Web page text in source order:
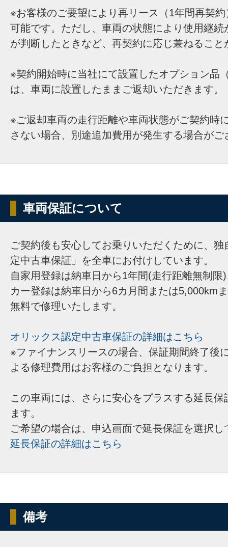
※お客様のご要望により再リース（1年間再契
可能です。ただし、車両の状態により使用継続
が判断したときなど、再契約に応じ兼ねること
※契約開始時に当社にて設置したオプション品
は、車両に設置したままご返却いただきます。
※ご返却車両の走行距離や車両状態がご契約時
さない場合、別途追加費用が発生する場合がご
車両保証について
ご契約後も安心してお乗りいただくために、
定中古車保証」を全車にお付けしています。
自家用登録は納車日から1年間(走行距離無制限
カー登録は納車日から6カ月間または5,000km
無料で修理いたします。
オリックス認定中古車保証の詳細はこちら
※ファイナンスリースの場合、保証期間終了後
よる修理費用はお客様のご負担となります。
この車両には、さらに安心をプラスする延長
ます。
ご希望の場合は、申込画面で延長保証を選択し
延長保証の詳細はこちら
備考